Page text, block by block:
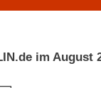
im August